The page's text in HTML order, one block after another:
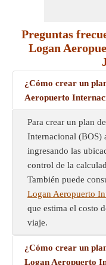
Preguntas
Logan
¿Cómo crear un
Aeropuerto
Para crear un plan
Internacional (BOS)
ingresando las
control de la
También puede
Logan Aeropuerto
que estima el costo
viaje.
¿Cómo crear un
Logan Aeropuerto